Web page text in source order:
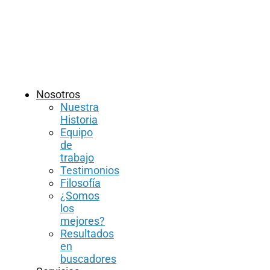
Nosotros
Nuestra
Historia
Equipo
de
trabajo
Testimonios
Filosofía
¿Somos
los
mejores?
Resultados
en
buscadores